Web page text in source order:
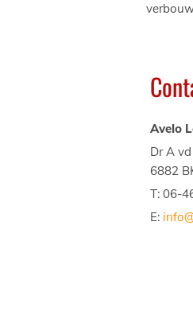
Avelo
Dr A
6882
T:06-
E: